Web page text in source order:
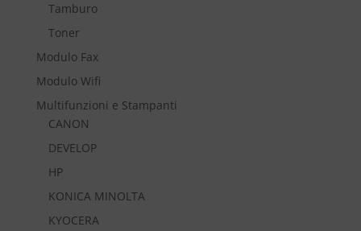
Tamburo
Toner
Modulo Fax
Modulo Wifi
Multifunzioni e Stampanti
CANON
DEVELOP
HP
KONICA MINOLTA
KYOCERA